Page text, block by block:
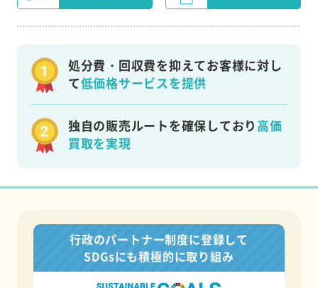
処分費・回収費を抑えてお客様に対し
て低価格サービスを提供
独自の販売ルートを確保しており 高価
買取を実現
行政のパートナー制度に登録して
SDGsにも積極的に取り組み